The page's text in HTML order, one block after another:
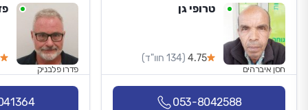
טרופי גן
4.75 (134 חוו"ד)
חסן איברהים
053-8042588
פדרו פלבניק